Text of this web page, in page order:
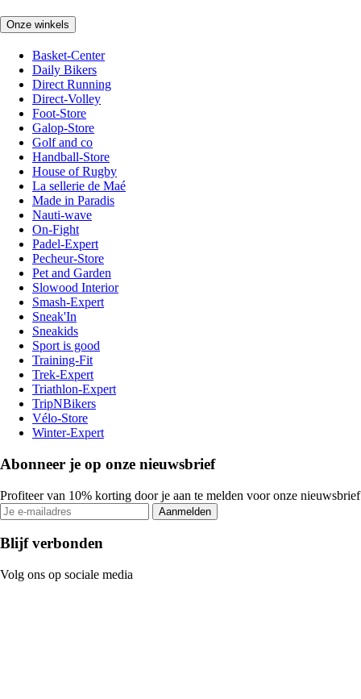
Onze winkels
Basket-Center
Daily Bikers
Direct Running
Direct-Volley
Foot-Store
Galop-Store
Golf and co
Handball-Store
House of Rugby
La sellerie de Maé
Made in Paradis
Nauti-wave
On-Fight
Padel-Expert
Pecheur-Store
Pet and Garden
Slowood Interior
Smash-Expert
Sneak'In
Sneakids
Sport is good
Training-Fit
Trek-Expert
Triathlon-Expert
TripNBikers
Vélo-Store
Winter-Expert
Abonneer je op onze nieuwsbrief
Profiteer van 10% korting door je aan te melden voor onze nieuwsbrief
Aanmelden
Blijf verbonden
Volg ons op sociale media